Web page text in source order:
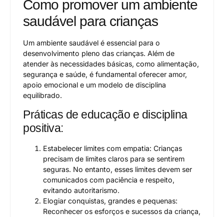
Como promover um ambiente
saudável para crianças
Um ambiente saudável é essencial para o
desenvolvimento pleno das crianças. Além de
atender às necessidades básicas, como alimentação,
segurança e saúde, é fundamental oferecer amor,
apoio emocional e um modelo de disciplina
equilibrado.
Práticas de educação e disciplina
positiva:
Estabelecer limites com empatia: Crianças
precisam de limites claros para se sentirem
seguras. No entanto, esses limites devem ser
comunicados com paciência e respeito,
evitando autoritarismo.
Elogiar conquistas, grandes e pequenas:
Reconhecer os esforços e sucessos da criança,